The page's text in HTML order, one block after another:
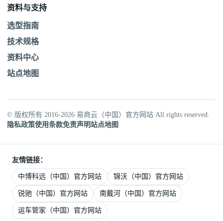
资料与支持
选型指南
技术规格
资料中心
站点地图
© 版权所有 2016-2026 易商云（中国）官方网站 All rights reserved.
隐私政策使用条款免责声明站点地图
友情链接：
中博科远（中国）官方网站 锦沃（中国）官方网站
锐驰（中国）官方网站 南戴河（中国）官方网站
运车管家（中国）官方网站